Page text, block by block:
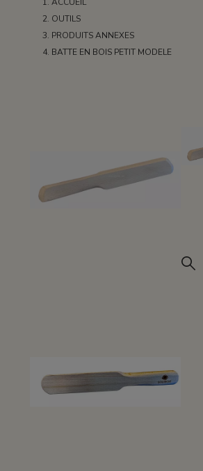
OUTILS
PRODUITS ANNEXES
BATTE EN BOIS PETIT MODELE